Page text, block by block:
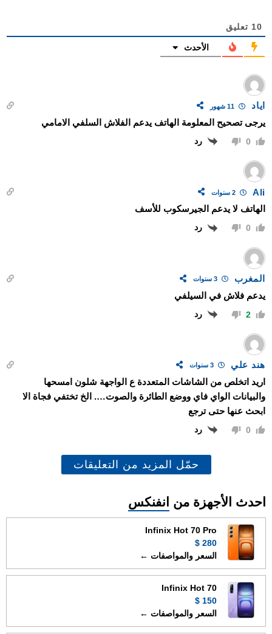
10 تعليق
الأحدث
اياد
يرجى تصحيح المعلومة الهاتف يدعم الفلاش السلفي الامامي
0 رد
Ali 2 سنوات
الهاتف لا يدعم الجيرسكوب للأسف
0 رد
المغرب 3 سنوات
يدعم فلاش في السيلفي
2 رد
هند علي
اريد اتخلص من الشاشات المتعددة ع الواجهة شلون امسحها
والبيانات الواي فاي ووضع الطائرة والصوت…. الخ تختفي فجاة الا
ابحث عنها حتى ترجع
0 رد
حمّل المزيد من التعليقات
احدث الأجهزة من انفنكس
Infinix Hot 70 Pro
280 $
السعر والمواصفات ←
Infinix Hot 70
150 $
السعر والمواصفات ←